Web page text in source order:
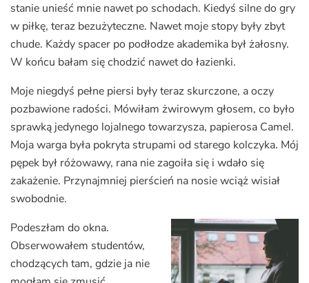
stanie unieść mnie nawet po schodach. Kiedyś silne do gry
w piłkę, teraz bezużyteczne. Nawet moje stopy były zbyt
chude. Każdy spacer po podłodze akademika był żałosny.
W końcu bałam się chodzić nawet do łazienki.
Moje niegdyś pełne piersi były teraz skurczone, a oczy
pozbawione radości. Mówiłam żwirowym głosem, co było
sprawką jedynego lojalnego towarzysza, papierosa Camel.
Moja warga była pokryta strupami od starego kolczyka. Mój
pępek był różowawy, rana nie zagoiła się i wdało się
zakażenie. Przynajmniej pierścień na nosie wciąż wisiał
swobodnie.
Podeszłam do okna.
Obserwowałem studentów,
chodzących tam, gdzie ja nie